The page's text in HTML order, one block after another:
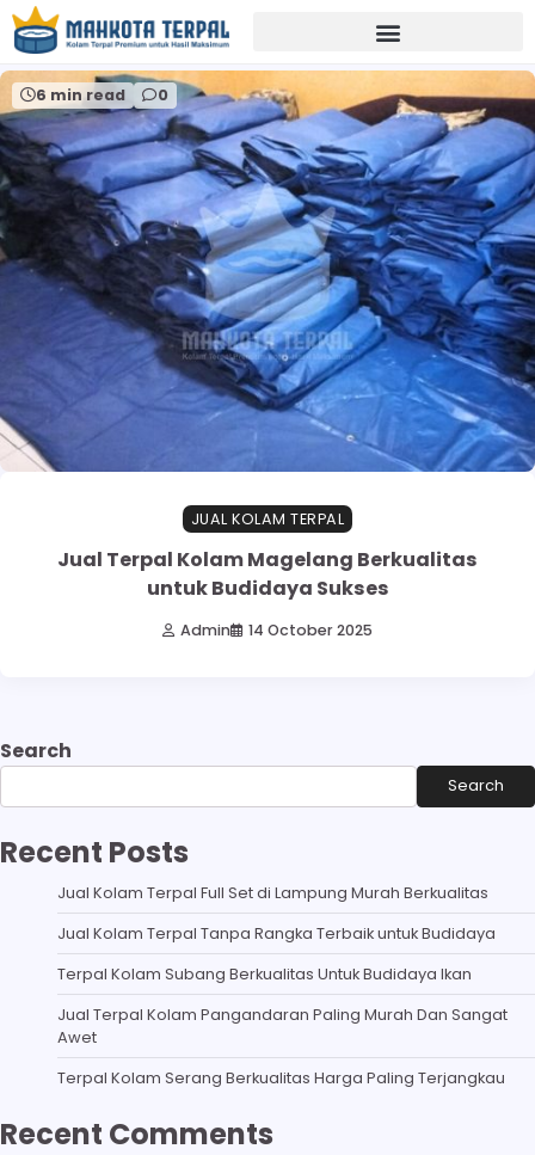
Home alat perikanan murah magelang
6 min read 0
JUAL KOLAM TERPAL
Jual Terpal Kolam Magelang Berkualitas
untuk Budidaya Sukses
Admin 14 October 2025
Search
Search
Recent Posts
Jual Kolam Terpal Full Set di Lampung Murah Berkualitas
Jual Kolam Terpal Tanpa Rangka Terbaik untuk Budidaya
Terpal Kolam Subang Berkualitas Untuk Budidaya Ikan
Jual Terpal Kolam Pangandaran Paling Murah Dan Sangat
Awet
Terpal Kolam Serang Berkualitas Harga Paling Terjangkau
Recent Comments